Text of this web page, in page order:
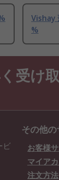
Vishay
%
受け取
ビ
その他
お客様
マイア
注文方法